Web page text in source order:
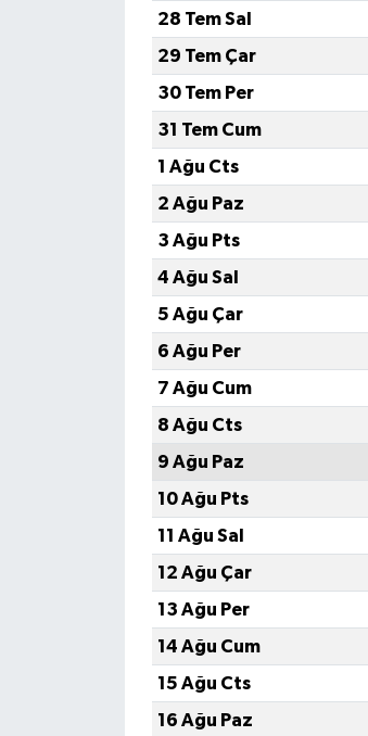
28 Tem Sal
29 Tem Çar
30 Tem Per
31 Tem Cum
1 Ağu Cts
2 Ağu Paz
3 Ağu Pts
4 Ağu Sal
5 Ağu Çar
6 Ağu Per
7 Ağu Cum
8 Ağu Cts
9 Ağu Paz
10 Ağu Pts
11 Ağu Sal
12 Ağu Çar
13 Ağu Per
14 Ağu Cum
15 Ağu Cts
16 Ağu Paz